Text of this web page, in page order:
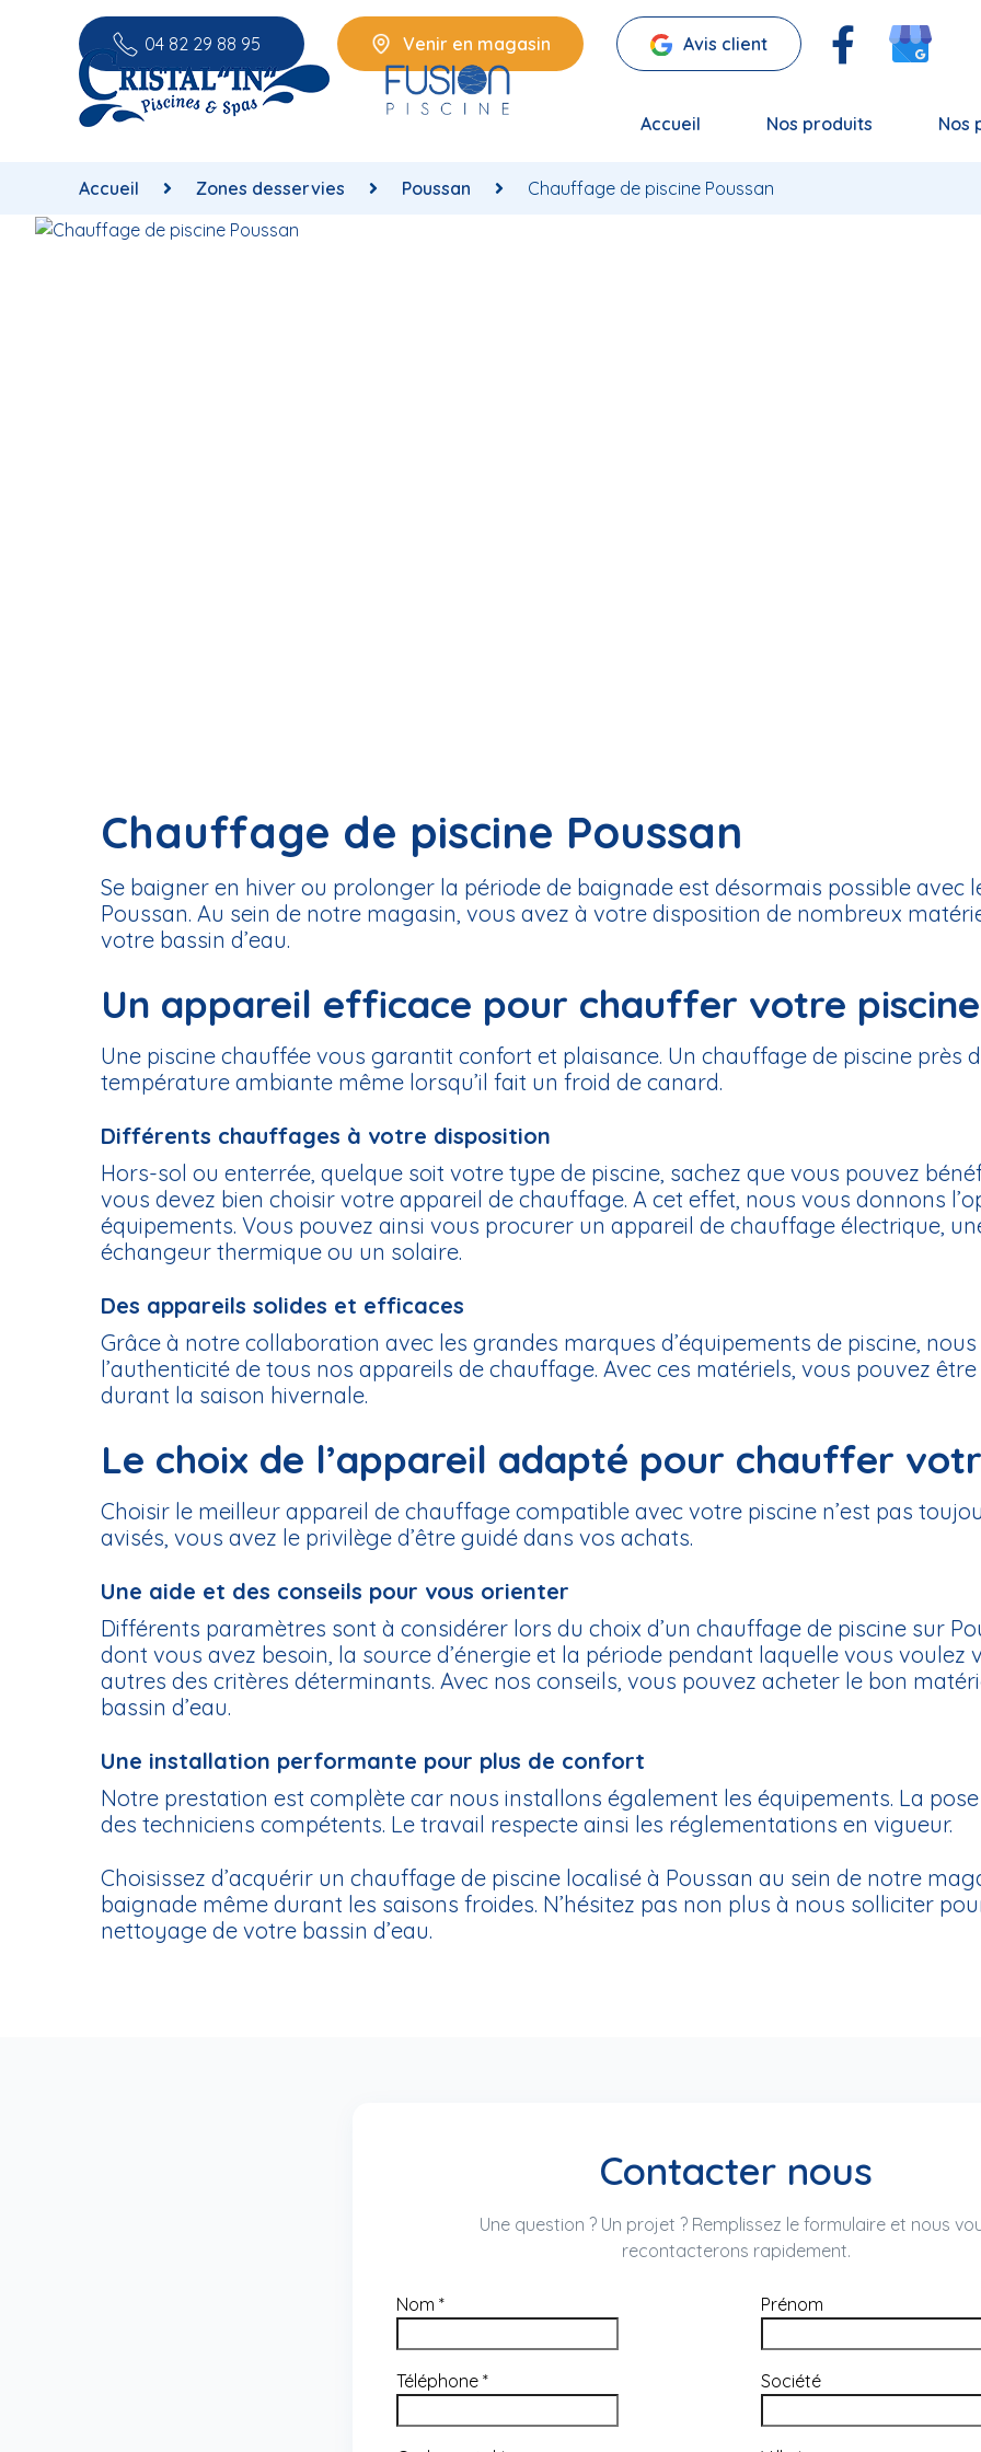
04 82 29 88 95 Venir en magasin Avis client
Accueil Nos produits Nos
Accueil Zones desservies Poussan Chauffage de piscine Poussan
Chauffage de piscine Poussan
Se baigner en hiver ou prolonger la période de baignade est désormais possible avec
Poussan. Au sein de notre magasin, vous avez à votre disposition de nombreux
votre bassin d’eau.
Un appareil efficace pour chauffer votre piscine
Une piscine chauffée vous garantit confort et plaisance. Un chauffage de piscine près
température ambiante même lorsqu’il fait un froid de canard.
Différents chauffages à votre disposition
Hors-sol ou enterrée, quelque soit votre type de piscine, sachez que vous pouvez
vous devez bien choisir votre appareil de chauffage. A cet effet, nous vous donnons
équipements. Vous pouvez ainsi vous procurer un appareil de chauffage électrique,
échangeur thermique ou un solaire.
Des appareils solides et efficaces
Grâce à notre collaboration avec les grandes marques d’équipements de piscine,
l’authenticité de tous nos appareils de chauffage. Avec ces matériels, vous pouvez
durant la saison hivernale.
Le choix de l’appareil adapté pour chauffer
Choisir le meilleur appareil de chauffage compatible avec votre piscine n’est pas
avisés, vous avez le privilège d’être guidé dans vos achats.
Une aide et des conseils pour vous orienter
Différents paramètres sont à considérer lors du choix d’un chauffage de piscine sur
dont vous avez besoin, la source d’énergie et la période pendant laquelle vous
autres des critères déterminants. Avec nos conseils, vous pouvez acheter le bon
bassin d’eau.
Une installation performante pour plus de confort
Notre prestation est complète car nous installons également les équipements. La
des techniciens compétents. Le travail respecte ainsi les réglementations en vigueur.
Choisissez d’acquérir un chauffage de piscine localisé à Poussan au sein de notre
baignade même durant les saisons froides. N’hésitez pas non plus à nous solliciter
nettoyage de votre bassin d’eau.
Contacter nous
Une question ? Un projet ? Remplissez le formulaire et nous
recontacterons rapidement.
Nom * Prénom
Téléphone * Société